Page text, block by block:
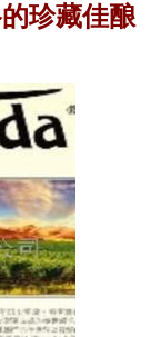
珍藏佳酿